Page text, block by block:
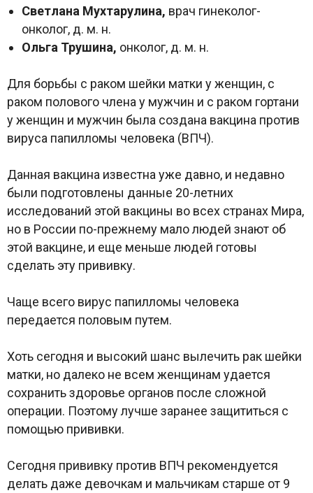
Светлана Мухтарулина, врач гинеколог-
онколог, д. м. н.
Ольга Трушина, онколог, д. м. н.
Для борьбы с раком шейки матки у женщин, с
раком полового члена у мужчин и с раком гортани
у женщин и мужчин была создана вакцина против
вируса папилломы человека (ВПЧ).
Данная вакцина известна уже давно, и недавно
были подготовлены данные 20-летних
исследований этой вакцины во всех странах Мира,
но в России по-прежнему мало людей знают об
этой вакцине, и еще меньше людей готовы
сделать эту прививку.
Чаще всего вирус папилломы человека
передается половым путем.
Хоть сегодня и высокий шанс вылечить рак шейки
матки, но далеко не всем женщинам удается
сохранить здоровье органов после сложной
операции. Поэтому лучше заранее защититься с
помощью прививки.
Сегодня прививку против ВПЧ рекомендуется
делать даже девочкам и мальчикам старше от 9